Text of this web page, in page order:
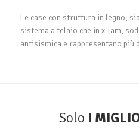
Le case con struttura in legno,
sistema a telaio che in x-lam,
antisismica e rappresentano
Solo I